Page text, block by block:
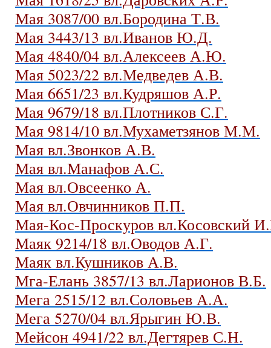
Мая 3087/00 вл.Бородина Т.В.
Мая 3443/13 вл.Иванов Ю.Д.
Мая 4840/04 вл.Алексеев А.Ю.
Мая 5023/22 вл.Медведев А.В.
Мая 6651/23 вл.Кудряшов А.Р.
Мая 9679/18 вл.Плотников С.Г.
Мая 9814/10 вл.Мухаметзянов М.М.
Мая вл.Звонков А.В.
Мая вл.Манафов А.С.
Мая вл.Овсеенко А.
Мая вл.Овчинников П.П.
Мая-Кос-Проскуров вл.Косовский
Маяк 9214/18 вл.Оводов А.Г.
Маяк вл.Кушников А.В.
Мга-Елань 3857/13 вл.Ларионов В.Б.
Мега 2515/12 вл.Соловьев А.А.
Мега 5270/04 вл.Ярыгин Ю.В.
Мейсон 4941/22 вл.Дегтярев С.Н.